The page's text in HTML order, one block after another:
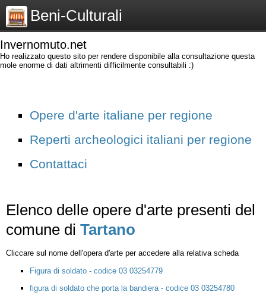
Beni-Culturali
Invernomuto.net
Ho realizzato questo sito per rendere disponibile alla consultazione questa
mole enorme di dati altrimenti difficilmente consultabili :)
Opere d'arte italiane per regione
Reperti archeologici italiani per regione
Contattaci
Elenco delle opere d'arte presenti del
comune di Tartano
Cliccare sul nome dell'opera d'arte per accedere alla relativa scheda
Figura di soldato - codice 03 03254779
figura di soldato che porta la bandiera - codice 03 03254780